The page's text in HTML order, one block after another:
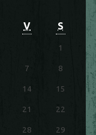
V S
1
7 8
14 15
21 22
28 29